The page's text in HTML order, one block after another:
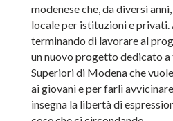
modenese che, da diversi
locale per istituzioni e privati.
terminando di lavorare al
un nuovo progetto dedicato
Superiori di Modena che
ai giovani e per farli
insegna la libertà di